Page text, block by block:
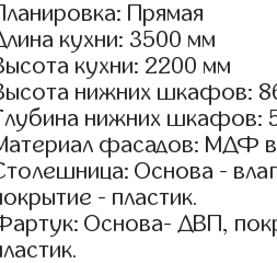
Прямая
кухни: 3500 мм
кухни: 2200 мм
нижних шкафов:
нижних шкафов:
фасадов: МДФ
Основа -
- пластик.
Основа- ДВП,